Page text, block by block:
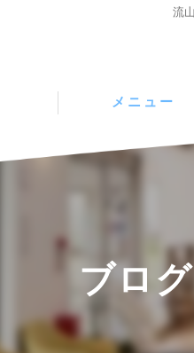
流
メニュー
ブログ